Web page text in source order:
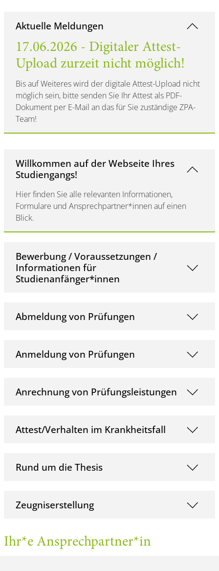
Aktuelle Meldungen
17.06.2026 - Digitaler Attest-
Upload zurzeit nicht möglich!
Bis auf Weiteres wird der digitale Attest-Upload nicht
möglich sein, bitte senden Sie Ihr Attest als PDF-
Dokument per E-Mail an das für Sie zuständige ZPA-
Team!
Willkommen auf der Webseite Ihres
Studiengangs!
Hier finden Sie alle relevanten Informationen,
Formulare und Ansprechpartner*innen auf einen
Blick.
Bewerbung / Voraussetzungen /
Informationen für
Studienanfänger*innen
Abmeldung von Prüfungen
Anmeldung von Prüfungen
Anrechnung von Prüfungsleistungen
Attest/Verhalten im Krankheitsfall
Rund um die Thesis
Zeugniserstellung
Ihr*e Ansprechpartner*in